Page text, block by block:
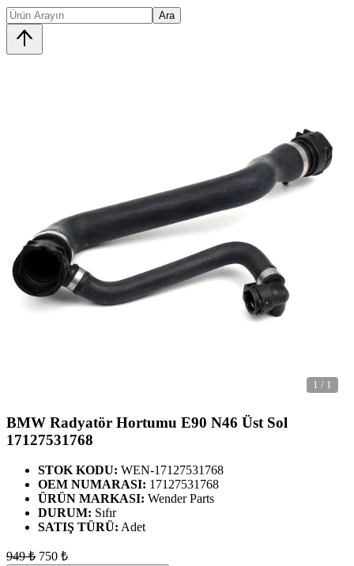
Ara
1 / 1
BMW Radyatör Hortumu E90 N46 Üst Sol
17127531768
STOK KODU: WEN-17127531768
OEM NUMARASI: 17127531768
ÜRÜN MARKASI: Wender Parts
DURUM: Sıfır
SATIŞ TÜRÜ: Adet
949₺ 750 ₺